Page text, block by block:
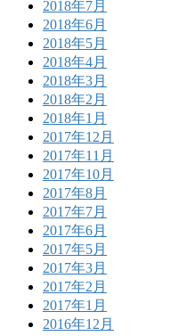
2018年7月
2018年6月
2018年5月
2018年4月
2018年3月
2018年2月
2018年1月
2017年12月
2017年11月
2017年10月
2017年8月
2017年7月
2017年6月
2017年5月
2017年3月
2017年2月
2017年1月
2016年12月